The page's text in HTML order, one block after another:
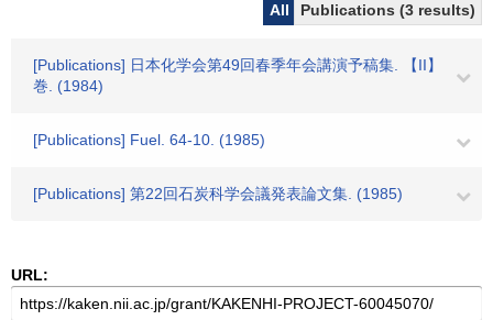
All
Publications (3 results)
[Publications] 日本化学会第49回春季年会講演予稿集. 【II】
巻. (1984)
[Publications] Fuel. 64-10. (1985)
[Publications] 第22回石炭科学会議発表論文集. (1985)
URL: